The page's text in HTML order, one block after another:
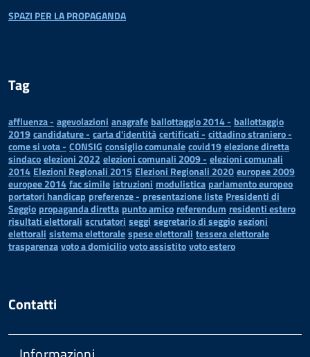
SPAZI PER LA PROPAGANDA
Tag
affluenza - agevolazioni anagrafe ballottaggio 2014 - ballottaggio
2019candidature - carta d'identitàcertificati - cittadino straniero -
come si vota - CONSIG consiglio comunalecovid19elezione diretta
sindacoelezioni 2022 elezioni comunali 2009 - elezioni comunali
2014 Elezioni Regionali 2015 Elezioni Regionali 2020europee 2009
europee 2014fac simile istruzioni modulistica parlamento europeo
portatori handicap preferenze - presentazione liste Presidenti di
Seggio propaganda diretta punto amico referendum residenti estero
risultati elettorali scrutatori seggi segretario di seggiosezioni
elettorali sistema elettoralespese elettorali tessera elettorale
trasparenzavoto a domiciliovoto assistitovoto estero
Contatti